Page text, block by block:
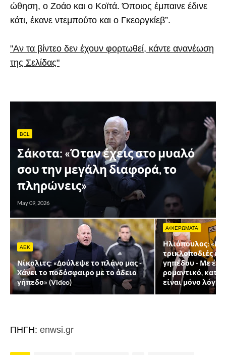
ώθηση, ο Ζοάο και ο Κοϊτά. Όποιος έμπαινε έδινε
κάτι, έκανε ντεμπούτο και ο Γκεοργκίεβ”.
"Αν τα βίντεο δεν έχουν φορτωθεί, κάντε ανανέωση
της Σελίδας"
BCL
Σάκοτα: «Όταν έχεις στο μυαλό
σου την μεγάλη διαφορά, το
πληρώνεις»
May 09, 2026
AEK
Νίκολιτς: «Δούλεψε το πλάνο μας -
Χάνει το ποδόσφαιρο με το άδειο
γήπεδο» (Video)
ΑΦΙΕΡΩΜΑΤΑ
Ηλιόπουλος:
τρικλοποδιές
γηπέδου - Με
ρομαντικό,
είναι μόνο λόγια
ΠΗΓΗ: enwsi.gr